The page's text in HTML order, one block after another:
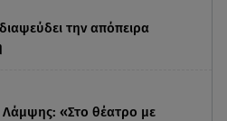
την απόπειρα
Λάμψης: «Στο θέατρο με